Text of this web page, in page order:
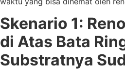
Skenario 1:
di Atas Bata
Substratnya